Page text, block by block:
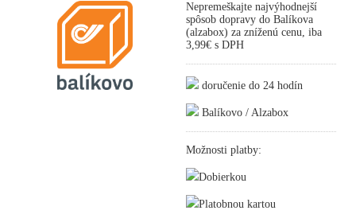
Nepremeškajte najvýhodnejší
spôsob dopravy do Balíkova
(alzabox) za zníženú cenu, iba
3,99€ s DPH
doručenie do 24 hodín
Balíkovo / Alzabox
Možnosti platby:
Dobierkou
Platobnou kartou